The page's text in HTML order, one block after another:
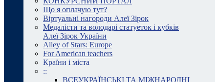
Що я оплачую тут?
Віртуальні нагороди Алеї Зірок
Медалісти та володарі статуеток і кубків
Алеї Зірок України
Alley of Stars: Europe
For American teachers
Країни і міста
::
ВСЕУКРАЇНСЬКІ ТА МІЖНАРОДНІ